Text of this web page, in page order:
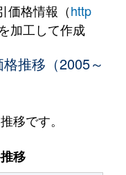
幌
幌
幌
価格情報（http
加工して作成
推移（2005～
移です。
移